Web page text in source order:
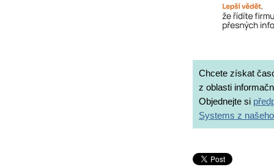
Chcete získat
z oblasti
Objednejte si
Systems z